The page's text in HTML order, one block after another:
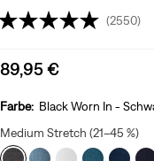
(2550)
Sale
is
89,95 €
Farbe: Black Worn In -
Medium Stretch (21–45 %)